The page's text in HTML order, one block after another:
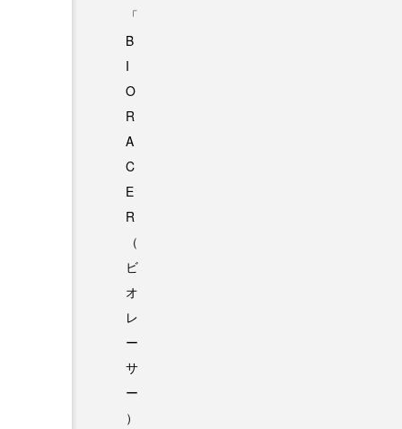
「
B
I
O
R
A
C
E
R
（
ビ
オ
レ
ー
サ
ー
）